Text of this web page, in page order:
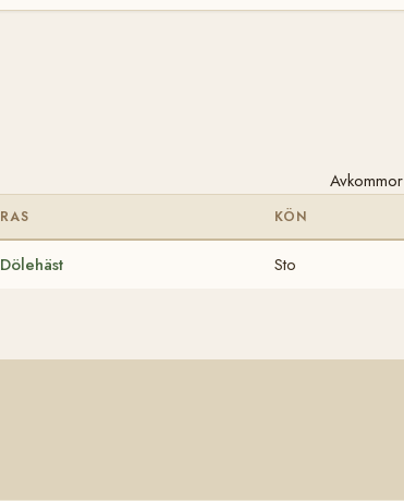
Avkommor
RAS KÖN
Dölehäst Sto